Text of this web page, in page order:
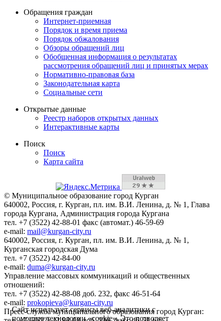
Обращения граждан
Интернет-приемная
Порядок и время приема
Порядок обжалования
Обзоры обращений лиц
Обобщенная информация о результатах
рассмотрения обращений лиц и принятых мерах
Нормативно-правовая база
Законодательная карта
Социальные сети
Открытые данные
Реестр наборов открытых данных
Интерактивные карты
Поиск
Поиск
Карта сайта
© Муниципальное образование город Курган
640002, Россия, г. Курган, пл. им. В.И. Ленина, д. № 1, Глава
города Кургана, Администрация города Кургана
тел. +7 (3522) 42-88-01 факс (автомат.) 46-59-69
e-mail: mail@kurgan-city.ru
640002, Россия, г. Курган, пл. им. В.И. Ленина, д. № 1,
Курганская городская Дума
тел. +7 (3522) 42-84-00
e-mail: duma@kurgan-city.ru
Управление массовых коммуникаций и общественных
отношений:
тел. +7 (3522) 42-88-08 доб. 232, факс 46-51-64
e-mail: prokopieva@kurgan-city.ru
Пресс-служба муниципального образования город Курган:
Сайт использует сервисы веб-аналитики с
помощью технологии «cookie». Это позволяет